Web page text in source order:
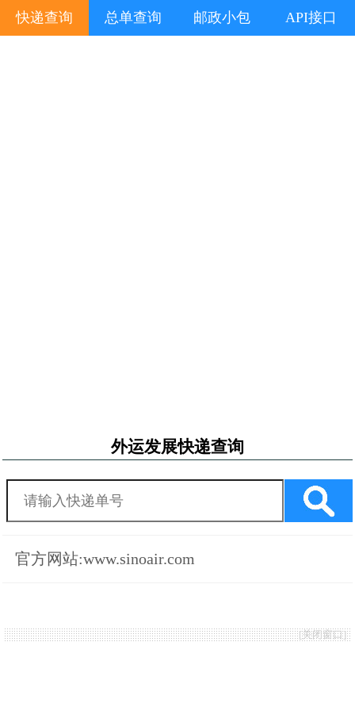
快递查询 总单查询 邮政小包 API接口
外运发展快递查询
官方网站:www.sinoair.com
[关闭窗口]